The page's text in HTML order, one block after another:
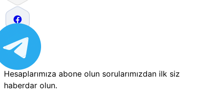
Hesaplarımıza abone olun sorularımızdan ilk siz
haberdar olun.